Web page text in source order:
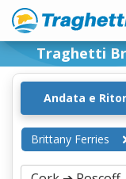
Traghetti
Andata e
Brittany Ferries